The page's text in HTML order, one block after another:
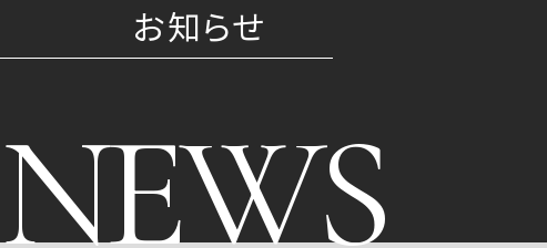
お知らせ
NEWS